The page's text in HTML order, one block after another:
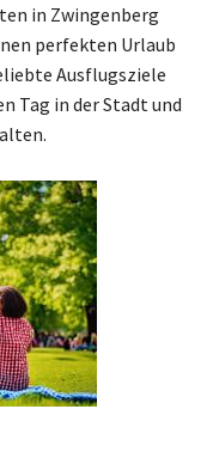
in Zwingenberg
perfekten Urlaub
Ausflugsziele
Tag in der Stadt und